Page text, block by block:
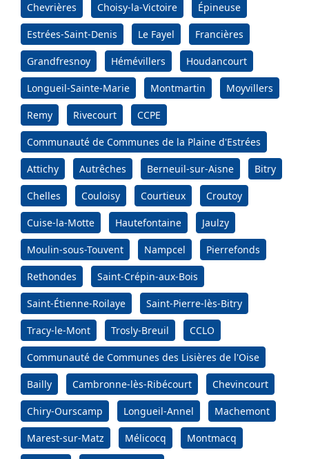
Chevrières Choisy-la-Victoire Épineuse
Estrées-Saint-Denis Le Fayel Francières
Grandfresnoy Hémévillers Houdancourt
Longueil-Sainte-Marie Montmartin Moyvillers
Remy Rivecourt CCPE
Communauté de Communes de la Plaine d'Estrées
Attichy Autrêches Berneuil-sur-Aisne Bitry
Chelles Couloisy Courtieux Croutoy
Cuise-la-Motte Hautefontaine Jaulzy
Moulin-sous-Touvent Nampcel Pierrefonds
Rethondes Saint-Crépin-aux-Bois
Saint-Étienne-Roilaye Saint-Pierre-lès-Bitry
Tracy-le-Mont Trosly-Breuil CCLO
Communauté de Communes des Lisières de l'Oise
Bailly Cambronne-lès-Ribécourt Chevincourt
Chiry-Ourscamp Longueil-Annel Machemont
Marest-sur-Matz Mélicocq Montmacq